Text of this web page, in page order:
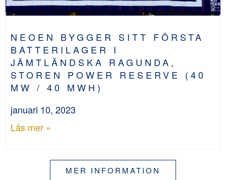
NEOEN BYGGER SITT FÖRSTA
BATTERILAGER I
JÄMTLÄNDSKA RAGUNDA,
STOREN POWER RESERVE (40
MW / 40 MWH)
januari 10, 2023
Läs mer »
MER INFORMATION